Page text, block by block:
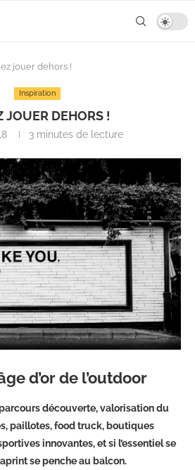
jouer dehors !
Inspiration
JOUER DEHORS !
3 minutes de lecture
d’or de l’outdoor
découverte, valorisation du
paillotes, food truck, boutiques
innovantes, et si l’essentiel se
se penche au balcon.